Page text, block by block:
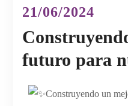
21/06/2024
futuro para
Construyendo un